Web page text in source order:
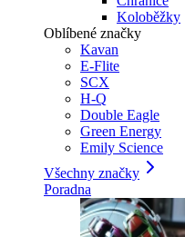
Koloběžky
Oblíbené značky
Kavan
E-Flite
SCX
H-Q
Double Eagle
Green Energy
Emily Science
Všechny značky
Poradna